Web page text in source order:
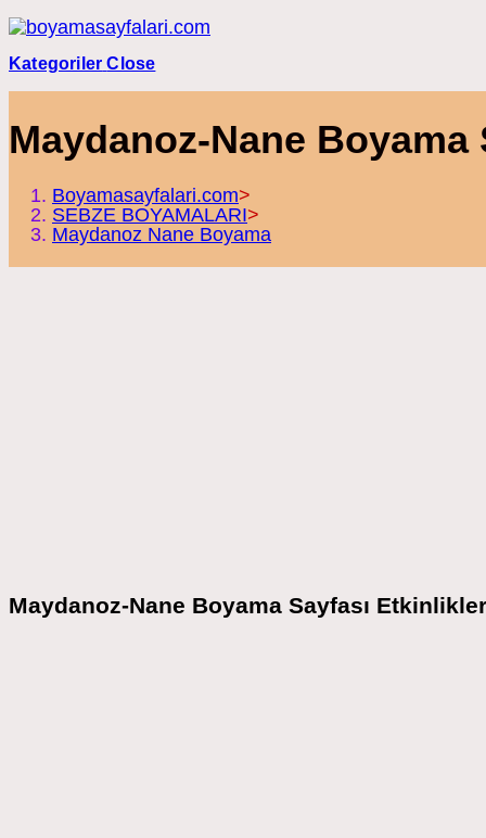
Skip
to
content
Kategoriler Close
Maydanoz-Nane
Boyamasayfalari.com>
SEBZE BOYAMALARI>
Maydanoz Nane Boyama
Maydanoz-Nane Boyama Sayfası